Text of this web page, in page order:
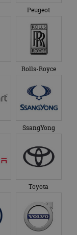
Peugeot
Rolls-Royce
SsangYong
Toyota